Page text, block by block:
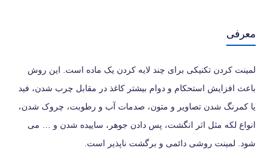
معرفی
لمینت کردن تکنیکی برای چند لایه کردن یک ماده است. این روش
باعث افزایش استحکام و دوام بیشتر کاغذ در مقابل چرب شدن، فید
یا کمرنگ شدن تصاویر و متون، صدمات آب و رطوبت، چروک شدن،
انواع لکه مثل اثر انگشت، پس دادن جوهر، ساییده شدن و … می
شود. لمینت روشی دائمی و برگشت ناپذیر است.